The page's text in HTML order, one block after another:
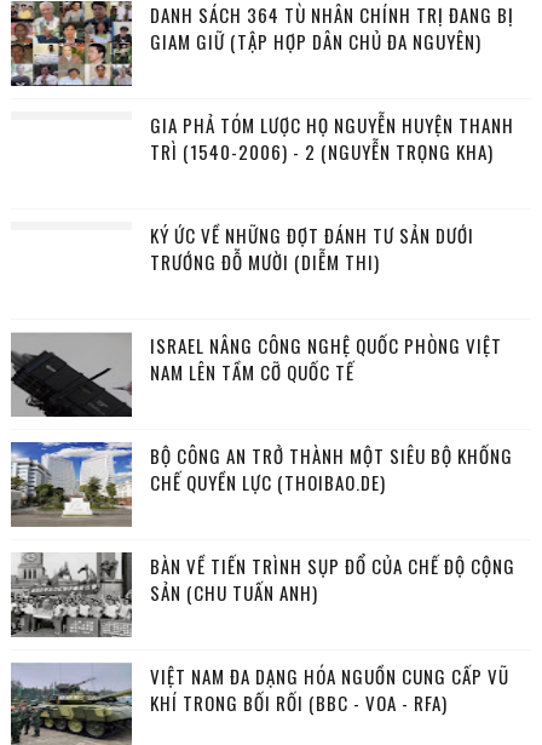
DANH SÁCH 364 TÙ NHÂN CHÍNH TRỊ ĐANG BỊ
GIAM GIỮ (TẬP HỢP DÂN CHỦ ĐA NGUYÊN)
GIA PHẢ TÓM LƯỢC HỌ NGUYỄN HUYỆN THANH
TRÌ (1540-2006) - 2 (NGUYỄN TRỌNG KHA)
KÝ ỨC VỀ NHỮNG ĐỢT ĐÁNH TƯ SẢN DƯỚI
TRƯỚNG ĐỖ MƯỜI (DIỄM THI)
ISRAEL NÂNG CÔNG NGHỆ QUỐC PHÒNG VIỆT
NAM LÊN TẦM CỠ QUỐC TẾ
BỘ CÔNG AN TRỞ THÀNH MỘT SIÊU BỘ KHỐNG
CHẾ QUYỀN LỰC (THOIBAO.DE)
BÀN VỀ TIẾN TRÌNH SỤP ĐỔ CỦA CHẾ ĐỘ CỘNG
SẢN (CHU TUẤN ANH)
VIỆT NAM ĐA DẠNG HÓA NGUỒN CUNG CẤP VŨ
KHÍ TRONG BỐI RỐI (BBC - VOA - RFA)